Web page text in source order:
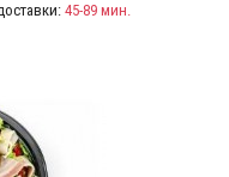
45-89 мин.